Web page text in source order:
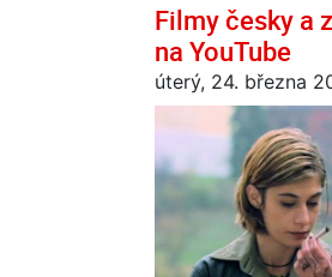
Filmy česky a
na YouTube
úterý, 24. března